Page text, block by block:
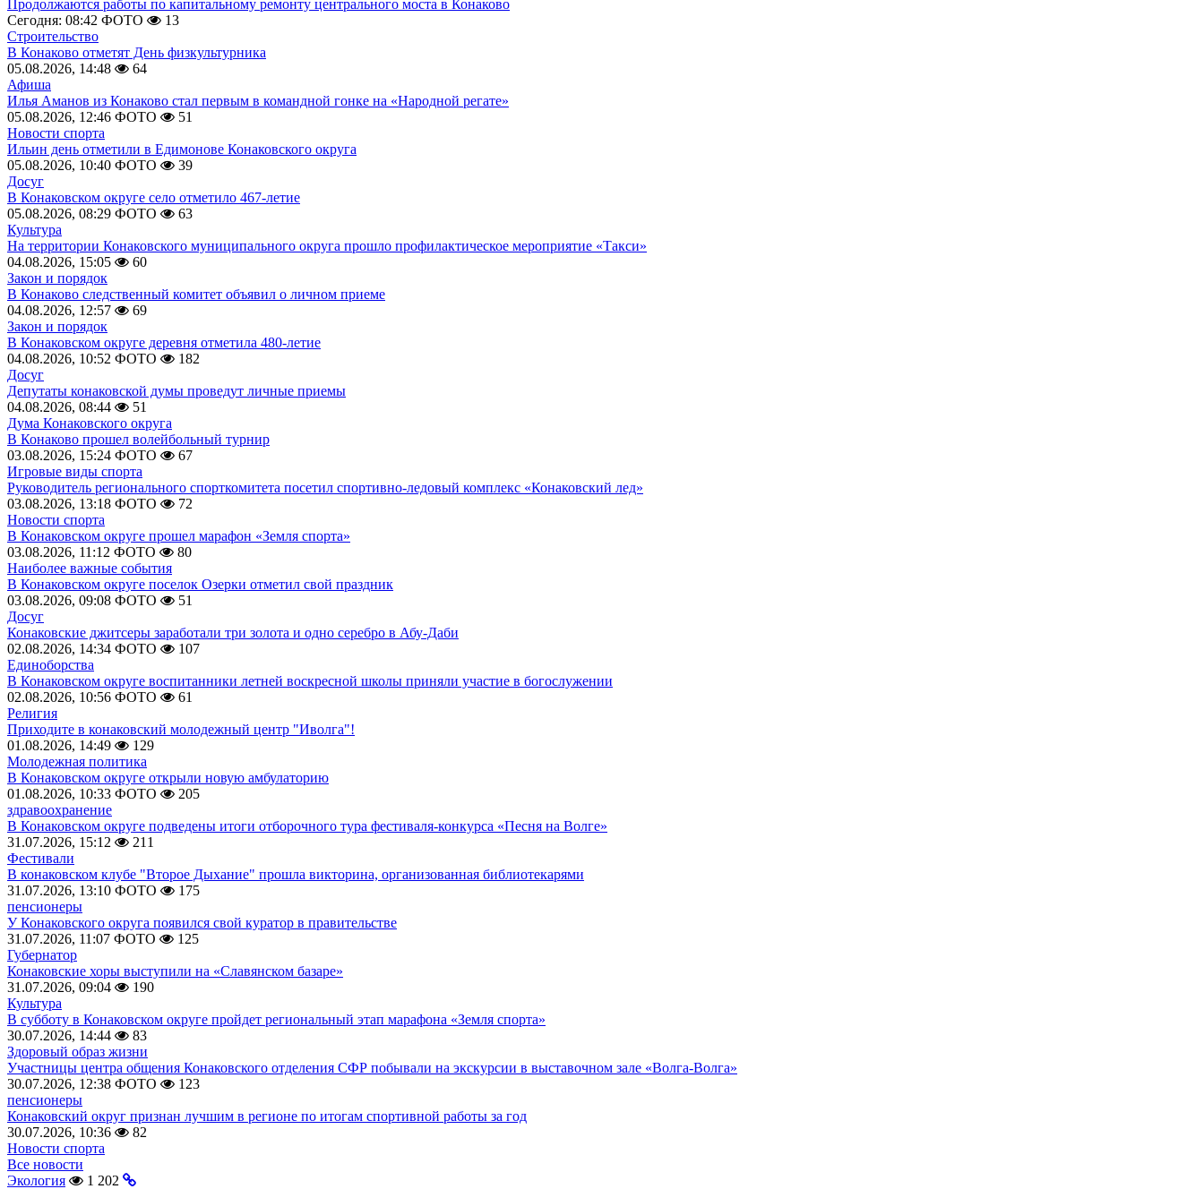
Продолжаются работы по капитальному ремонту центрального моста в Конаково
Сегодня: 08:42 ФОТО
13
Строительство
В Конаково отметят День физкультурника
05.08.2026, 14:48
64
Афиша
Илья Аманов из Конаково стал первым в командной гонке на «Народной регате»
05.08.2026, 12:46 ФОТО
51
Новости спорта
Ильин день отметили в Едимонове Конаковского округа
05.08.2026, 10:40 ФОТО
39
Досуг
В Конаковском округе село отметило 467-летие
05.08.2026, 08:29 ФОТО
63
Культура
На территории Конаковского муниципального округа прошло профилактическое мероприятие «Такси»
04.08.2026, 15:05
60
Закон и порядок
В Конаково следственный комитет объявил о личном приеме
04.08.2026, 12:57
69
Закон и порядок
В Конаковском округе деревня отметила 480-летие
04.08.2026, 10:52 ФОТО
182
Досуг
Депутаты конаковской думы проведут личные приемы
04.08.2026, 08:44
51
Дума Конаковского округа
В Конаково прошел волейбольный турнир
03.08.2026, 15:24 ФОТО
67
Игровые виды спорта
Руководитель регионального спорткомитета посетил спортивно-ледовый комплекс «Конаковский лед»
03.08.2026, 13:18 ФОТО
72
Новости спорта
В Конаковском округе прошел марафон «Земля спорта»
03.08.2026, 11:12 ФОТО
80
Наиболее важные события
В Конаковском округе поселок Озерки отметил свой праздник
03.08.2026, 09:08 ФОТО
51
Досуг
Конаковские джитсеры заработали три золота и одно серебро в Абу-Даби
02.08.2026, 14:34 ФОТО
107
Единоборства
В Конаковском округе воспитанники летней воскресной школы приняли участие в богослужении
02.08.2026, 10:56 ФОТО
61
Религия
Приходите в конаковский молодежный центр "Иволга"!
01.08.2026, 14:49
129
Молодежная политика
В Конаковском округе открыли новую амбулаторию
01.08.2026, 10:33 ФОТО
205
здравоохранение
В Конаковском округе подведены итоги отборочного тура фестиваля-конкурса «Песня на Волге»
31.07.2026, 15:12
211
Фестивали
В конаковском клубе "Второе Дыхание" прошла викторина, организованная библиотекарями
31.07.2026, 13:10 ФОТО
175
пенсионеры
У Конаковского округа появился свой куратор в правительстве
31.07.2026, 11:07 ФОТО
125
Губернатор
Конаковские хоры выступили на «Славянском базаре»
31.07.2026, 09:04
190
Культура
В субботу в Конаковском округе пройдет региональный этап марафона «Земля спорта»
30.07.2026, 14:44
83
Здоровый образ жизни
Участницы центра общения Конаковского отделения СФР побывали на экскурсии в выставочном зале «Волга-Волга»
30.07.2026, 12:38 ФОТО
123
пенсионеры
Конаковский округ признан лучшим в регионе по итогам спортивной работы за год
30.07.2026, 10:36
82
Новости спорта
Все новости
Экология
1 202